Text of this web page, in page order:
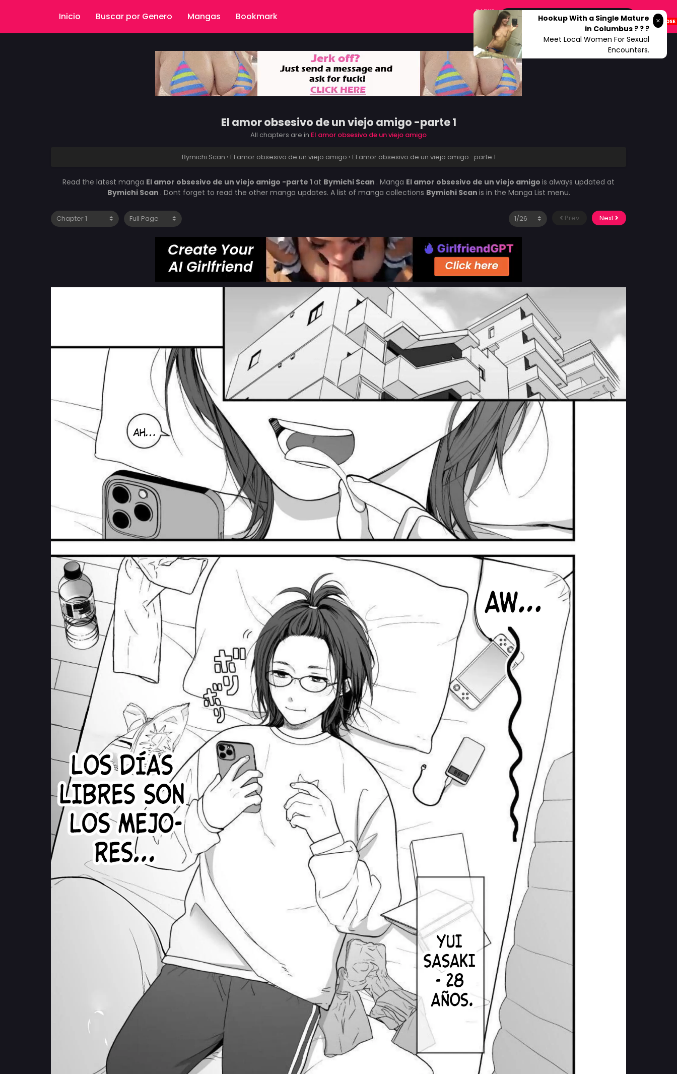
Inicio Buscar por Genero Mangas Bookmark DARK?
El amor obsesivo de un viejo amigo -parte 1
All chapters are in El amor obsesivo de un viejo amigo
Bymichi Scan › El amor obsesivo de un viejo amigo › El amor obsesivo de un viejo amigo -parte 1
Read the latest manga El amor obsesivo de un viejo amigo -parte 1at Bymichi Scan . Manga El amor obsesivo de un viejo amigo is always updated at
Bymichi Scan . Dont forget to read the other manga updates. A list of manga collections Bymichi Scan is in the Manga List menu.
Prev Next
Hookup With a Single Mature
in Columbus ? ? ?
Meet Local Women For Sexual
Encounters.